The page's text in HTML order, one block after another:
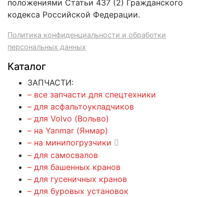
положениями Статьи 437 (2) Гражданского
кодекса Российской Федерации.
Политика конфиденциальности и обработки
персональных данных
Каталог
ЗАПЧАСТИ:
– все запчасти для спецтехники
– для асфальтоукладчиков
– для Volvo (Вольво)
– на Yanmar (Янмар)
– на минипогрузчики
– для самосвалов
– для башенных кранов
– для гусеничных кранов
– для буровых установок